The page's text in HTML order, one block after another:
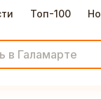
Топ-100